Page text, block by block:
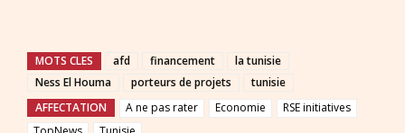
MOTS CLES afd financement
la tunisie
Ness El Houma
porteurs de projets
tunisie
AFFECTATION
A ne pas rater Economie
RSE initiatives